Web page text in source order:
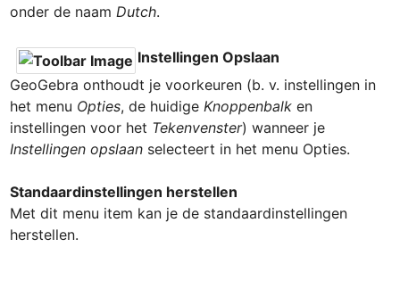
onder de naam Dutch.
Instellingen Opslaan
GeoGebra onthoudt je voorkeuren (b. v. instellingen in
het menu Opties, de huidige Knoppenbalk en
instellingen voor het Tekenvenster
) wanneer je
Instellingen opslaan selecteert in het menu Opties.
Standaardinstellingen herstellen
Met dit menu item kan je de standaardinstellingen
herstellen.